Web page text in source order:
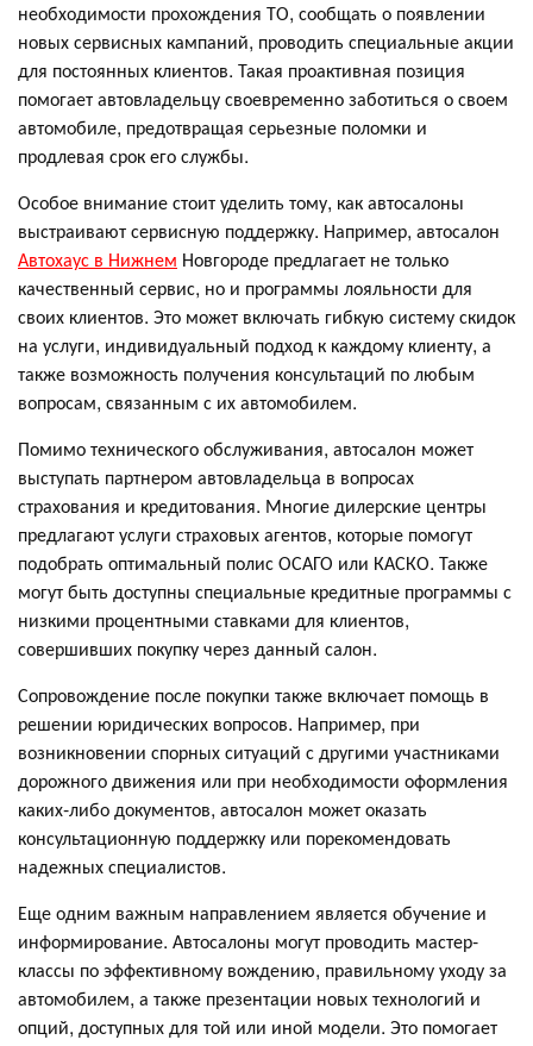
необходимости прохождения ТО, сообщать о появлении
новых сервисных кампаний, проводить специальные акции
для постоянных клиентов. Такая проактивная позиция
помогает автовладельцу своевременно заботиться о своем
автомобиле, предотвращая серьезные поломки и
продлевая срок его службы.
Особое внимание стоит уделить тому, как автосалоны
выстраивают сервисную поддержку. Например, автосалон
Автохаус в Нижнем Новгороде предлагает не только
качественный сервис, но и программы лояльности для
своих клиентов. Это может включать гибкую систему скидок
на услуги, индивидуальный подход к каждому клиенту, а
также возможность получения консультаций по любым
вопросам, связанным с их автомобилем.
Помимо технического обслуживания, автосалон может
выступать партнером автовладельца в вопросах
страхования и кредитования. Многие дилерские центры
предлагают услуги страховых агентов, которые помогут
подобрать оптимальный полис ОСАГО или КАСКО. Также
могут быть доступны специальные кредитные программы с
низкими процентными ставками для клиентов,
совершивших покупку через данный салон.
Сопровождение после покупки также включает помощь в
решении юридических вопросов. Например, при
возникновении спорных ситуаций с другими участниками
дорожного движения или при необходимости оформления
каких-либо документов, автосалон может оказать
консультационную поддержку или порекомендовать
надежных специалистов.
Еще одним важным направлением является обучение и
информирование. Автосалоны могут проводить мастер-
классы по эффективному вождению, правильному уходу за
автомобилем, а также презентации новых технологий и
опций, доступных для той или иной модели. Это помогает